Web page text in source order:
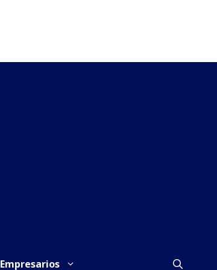
Empresarios